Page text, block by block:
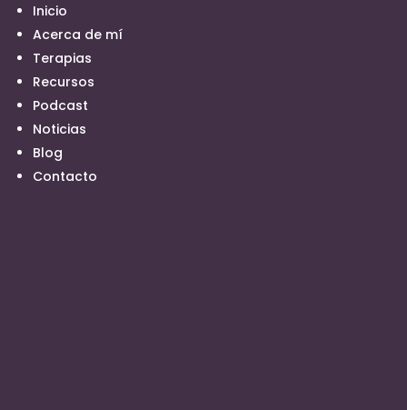
Inicio
Acerca de mí
Terapias
Recursos
Podcast
Noticias
Blog
Contacto